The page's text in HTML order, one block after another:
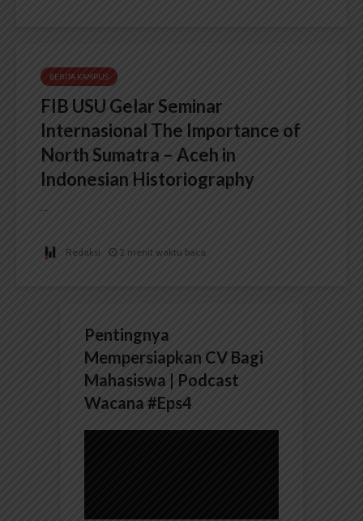
BERITA KAMPUS
FIB USU Gelar Seminar
Internasional The Importance of
North Sumatra – Aceh in
Indonesian Historiography
...
Redaksi 2 menit waktu baca
Pentingnya
Mempersiapkan CV Bagi
Mahasiswa | Podcast
Wacana #Eps4